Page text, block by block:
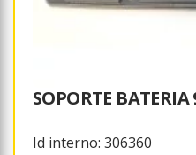
SOPORTE BATERIA
Id interno: 306360